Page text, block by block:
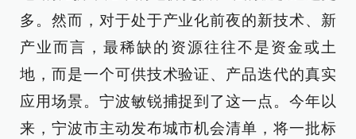
多。然而，对于处于产业化前夜的新技术、新
产业而言，最稀缺的资源往往不是资金或土
地，而是一个可供技术验证、产品迭代的真实
应用场景。宁波敏锐捕捉到了这一点。今年以
来，宁波市主动发布城市机会清单，将一批标